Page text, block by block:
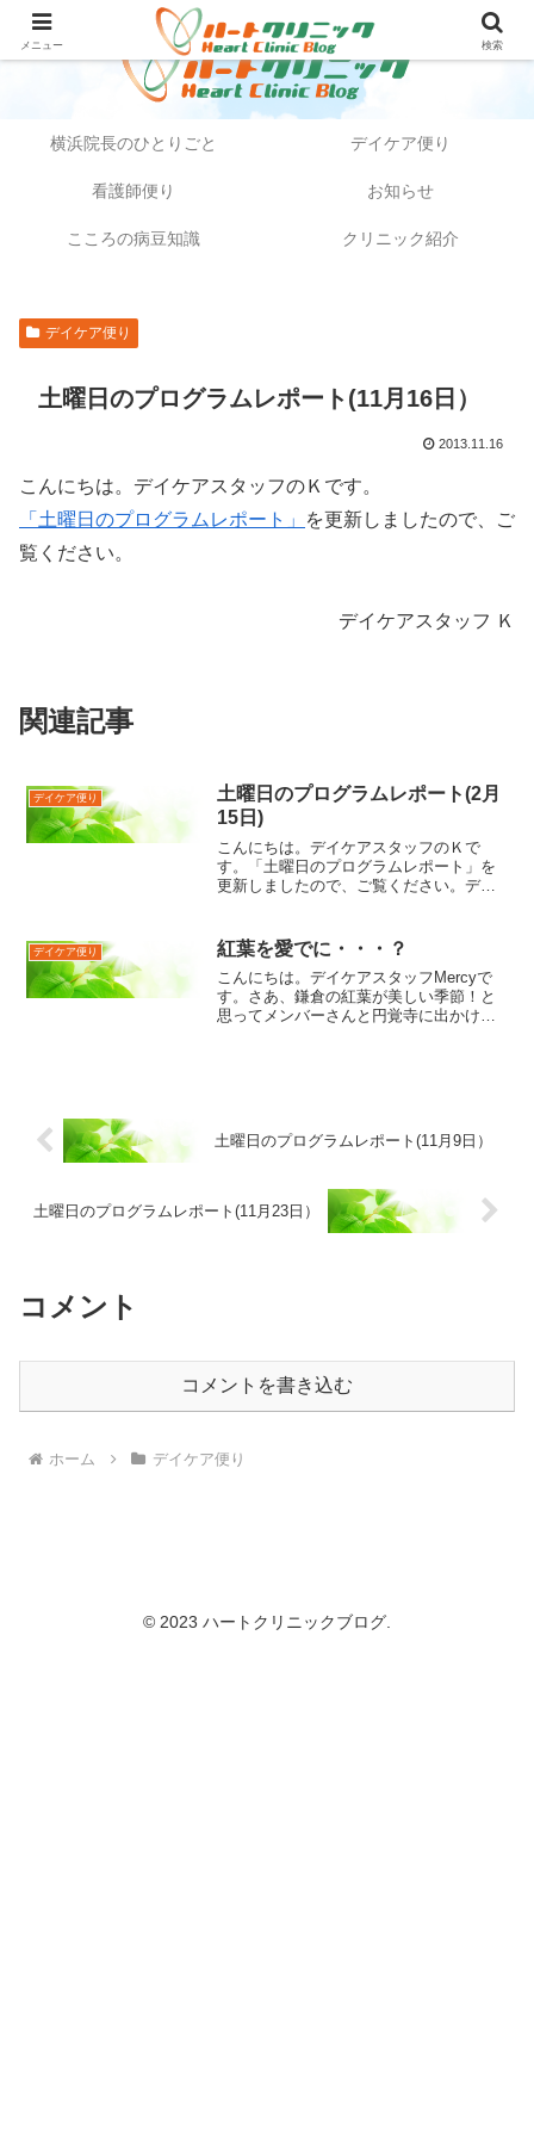
横浜院長のひとりごと デイケア便り
看護師便り お知らせ
こころの病豆知識 クリニック紹介
デイケア便り
土曜日のプログラムレポート(11月16日）
2013.11.16
こんにちは。デイケアスタッフのＫです。
「土曜日のプログラムレポート」
を更新しましたので、ご
覧ください。
デイケアスタッフ Ｋ
関連記事
デイケア便り
土曜日のプログラムレポート(2月
15日)
こんにちは。デイケアスタッフのＫで
す。「土曜日のプログラムレポート」を
更新しましたので、ご覧ください。デイ
デイケア便り 紅葉を愛でに・・・？
こんにちは。デイケアスタッフMercyで
す。さあ、鎌倉の紅葉が美しい季節！と
思ってメンバーさんと円覚寺に出かけて
土曜日のプログラムレポート(11月9日）
土曜日のプログラムレポート(11月23日）
コメント
コメントを書き込む
ホーム デイケア便り
© 2023 ハートクリニックブログ.
メニュー 検索